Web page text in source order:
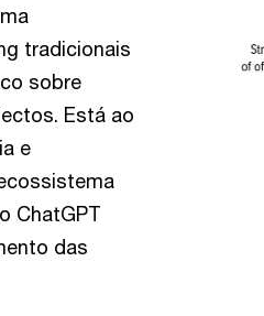
tradicionais
sobre
Está ao
e
ChatGPT
das